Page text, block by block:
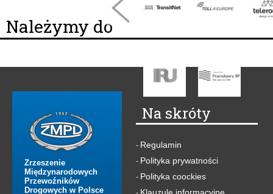
Należymy do
Zrzeszenie
Międzynarodowych
Przewoźników
Drogowych w Polsce
Na skróty
- Regulamin
- Polityka prywatności
- Polityka coockies